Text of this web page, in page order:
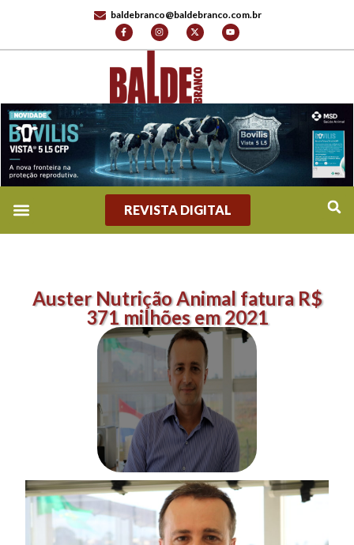
baldebranco@baldebranco.com.br
REVISTA DIGITAL
Auster Nutrição Animal fatura R$
371 milhões em 2021